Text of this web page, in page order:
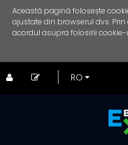
Această pagină folosește
ajustate din browserul dvs.
acordul asupra folosirii cookie-